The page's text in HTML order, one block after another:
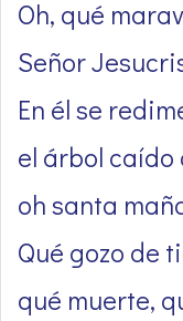
Oh, qué
Señor
En él se
el árbol caído
oh santa
Qué gozo de
qué muerte,